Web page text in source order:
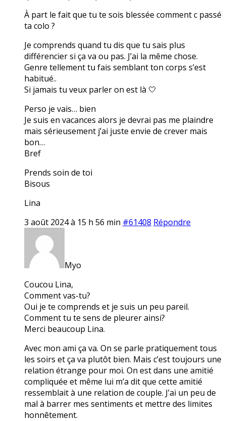
À part le fait que tu te sois blessée comment c passé
ta colo ?
Je comprends quand tu dis que tu sais plus
différencier si ça va ou pas. J’ai la même chose.
Genre tellement tu fais semblant ton corps s’est
habitué..
Si jamais tu veux parler on est là 🤍
Perso je vais… bien
Je suis en vacances alors je devrai pas me plaindre
mais sérieusement j’ai juste envie de crever mais
bon…
Bref
Prends soin de toi
Bisous
Lina
3 août 2024 à 15 h 56 min #61408 Répondre
Myo
Coucou Lina,
Comment vas-tu?
Oui je te comprends et je suis un peu pareil.
Comment tu te sens de pleurer ainsi?
Merci beaucoup Lina.
Avec mon ami ça va. On se parle pratiquement tous
les soirs et ça va plutôt bien. Mais c’est toujours une
relation étrange pour moi. On est dans une amitié
compliquée et même lui m’a dit que cette amitié
ressemblait à une relation de couple. J’ai un peu de
mal à barrer mes sentiments et mettre des limites
honnêtement.